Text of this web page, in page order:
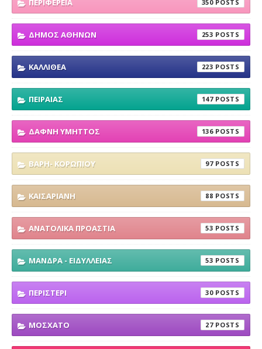
ΠΕΡΙΦΕΡΕΙΑ 350
ΔΗΜΟΣ ΑΘΗΝΩΝ 253
ΚΑΛΛΙΘΕΑ 223
ΠΕΙΡΑΙΑΣ 147
ΔΑΦΝΗ ΥΜΗΤΤΟΣ 136
ΒΑΡΗ- ΚΟΡΩΠΙΟΥ 97
ΚΑΙΣΑΡΙΑΝΗ 88
ΑΝΑΤΟΛΙΚΑ ΠΡΟΑΣΤΙΑ 53
ΜΑΝΔΡΑ - ΕΙΔΥΛΛΕΙΑΣ 53
ΠΕΡΙΣΤΕΡΙ 30
ΜΟΣΧΑΤΟ 27